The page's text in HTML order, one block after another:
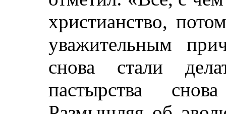
христианство,
уважительным
снова стали
пастырства